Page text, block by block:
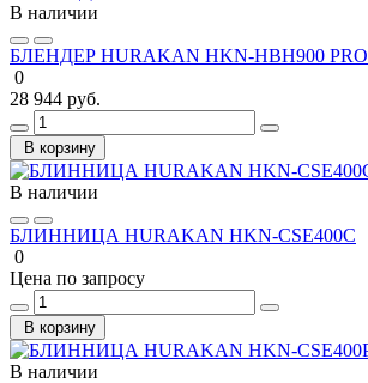
В наличии
БЛЕНДЕР HURAKAN HKN-HBH900 PRO
0
28 944 руб.
В корзину
В наличии
БЛИННИЦА HURAKAN HKN-CSE400C
0
Цена по запросу
В корзину
В наличии